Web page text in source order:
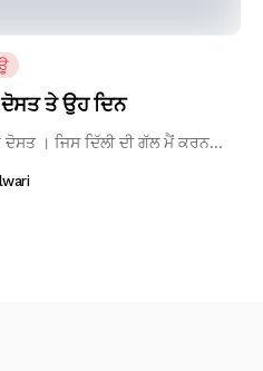
ਤੇ ਉਹ ਦਿਨ
ਦੋਸਤ । ਜਿਸ ਦਿੱਲੀ ਦੀ ਗੱਲ ਮੈਂ ਕਰਨ...